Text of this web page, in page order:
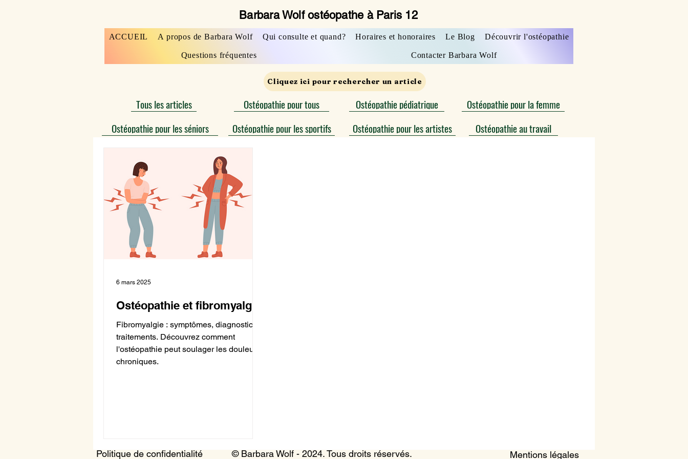
Barbara Wolf ostéopathe à Paris 12
ACCUEIL A propos de Barbara Wolf Qui consulte et quand? Horaires et honoraires Le Blog Découvrir l'ostéopathie
Questions fréquentes Contacter Barbara Wolf
Cliquez ici pour rechercher un article
Tous les articles
Ostéopathie pour les séniors
Ostéopathie pour tous
Ostéopathie pour les sportifs
Ostéopathie pédiatrique
Ostéopathie pour les artistes
Ostéopathie pour la femme
Ostéopathie au travail
Ostéopathie et fibromyalgie
Fibromyalgie : symptômes, diagnostic et
traitements. Découvrez comment
l'ostéopathie peut soulager les douleurs
chroniques.
6 mars 2025
Politique de confidentialité © Barbara Wolf - 2024. Tous droits réservés. Mentions légales